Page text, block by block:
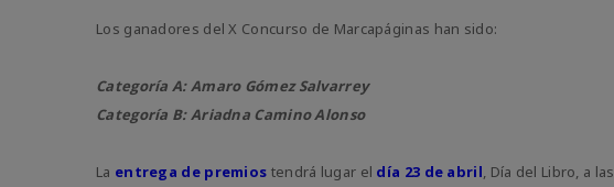
Los ganadores del X Concurso de Marcapáginas han sido:
Categoría A: Amaro Gómez Salvarrey
Categoría B: Ariadna Camino Alonso
La entrega de premios tendrá lugar el día 23 de abril, Día del Libro, a las